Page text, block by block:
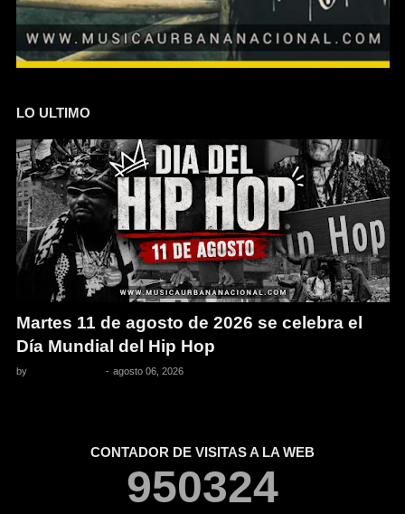
LO ULTIMO
Martes 11 de agosto de 2026 se celebra el
Día Mundial del Hip Hop
by - agosto 06, 2026
CONTADOR DE VISITAS A LA WEB
950324